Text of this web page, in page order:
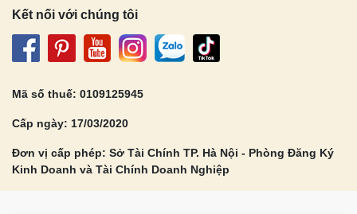
Kết nối với chúng tôi
Mã số thuế: 0109125945
Cấp ngày: 17/03/2020
Đơn vị cấp phép: Sở Tài Chính TP. Hà Nội - Phòng Đăng Ký
Kinh Doanh và Tài Chính Doanh Nghiệp